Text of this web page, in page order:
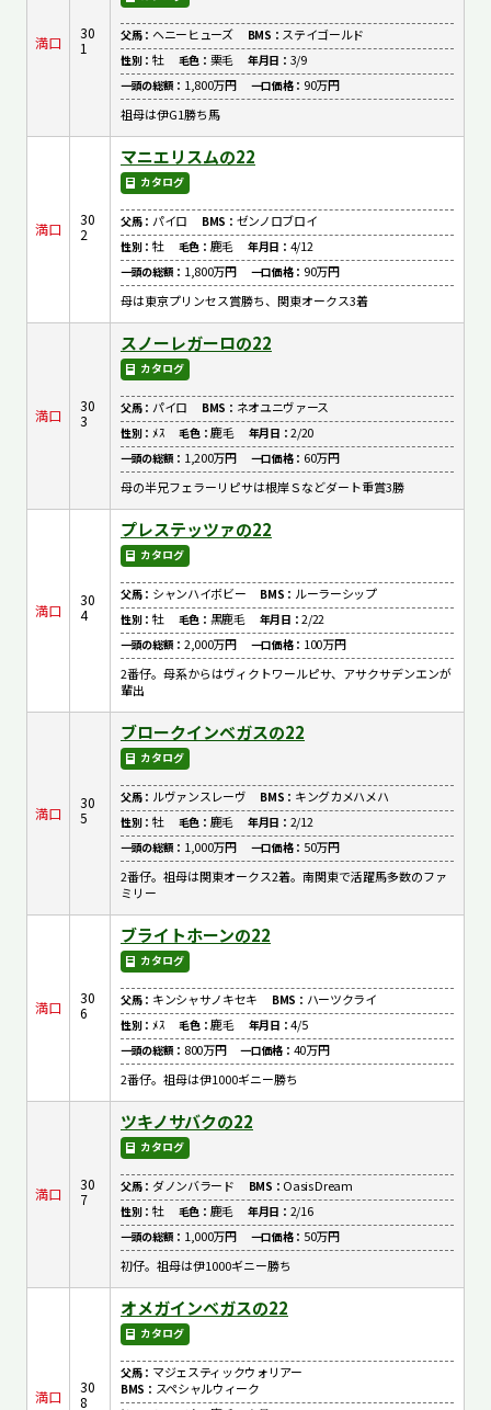
満口
30
1
父馬： ヘニーヒューズ BMS： ステイゴールド
性別：牡 毛色： 栗毛 年月日： 3/9
一頭の総額： 1,800万円 一口価格： 90万円
祖母は伊G1勝ち馬
満口
30
2
マニエリスムの22
カタログ
父馬：パイロ BMS： ゼンノロブロイ
性別：牡 毛色： 鹿毛 年月日： 4/12
一頭の総額： 1,800万円 一口価格： 90万円
母は東京プリンセス賞勝ち、関東オークス3着
満口
30
3
スノーレガーロの22
カタログ
父馬：パイロ BMS： ネオユニヴァース
性別：ﾒｽ 毛色：鹿毛 年月日：2/20
一頭の総額： 1,200万円 一口価格： 60万円
母の半兄フェラーリピサは根岸Ｓなどダート重賞3勝
満口
30
4
プレステッツァの22
カタログ
父馬： シャンハイボビー BMS： ルーラーシップ
性別：牡 毛色： 黒鹿毛 年月日：2/22
一頭の総額：2,000万円 一口価格： 100万円
2番仔。母系からはヴィクトワールピサ、アサクサデンエンが
輩出
満口
30
5
ブロークインベガスの22
カタログ
父馬： ルヴァンスレーヴ BMS： キングカメハメハ
性別：牡 毛色： 鹿毛 年月日： 2/12
一頭の総額： 1,000万円 一口価格： 50万円
2番仔。祖母は関東オークス2着。南関東で活躍馬多数のファ
ミリー
満口
30
6
ブライトホーンの22
カタログ
父馬： キンシャサノキセキ BMS： ハーツクライ
性別：ﾒｽ 毛色：鹿毛 年月日：4/5
一頭の総額： 800万円 一口価格： 40万円
2番仔。祖母は伊1000ギニー勝ち
満口
30
7
ツキノサバクの22
カタログ
父馬： ダノンバラード BMS： Oasis Dream
性別：牡 毛色： 鹿毛 年月日： 2/16
一頭の総額： 1,000万円 一口価格： 50万円
初仔。祖母は伊1000ギニー勝ち
満口
30
8
オメガインベガスの22
カタログ
父馬： マジェスティックウォリアー
BMS： スペシャルウィーク